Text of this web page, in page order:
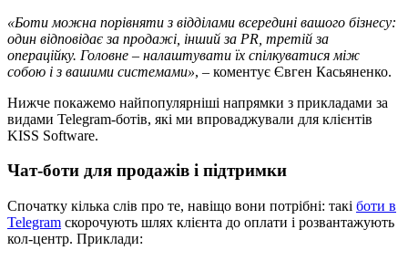
«Боти можна порівняти з відділами всередині вашого бізнесу:
один відповідає за продажі, інший за PR, третій за
операційку. Головне – налаштувати їх спілкуватися між
собою і з вашими системами», – коментує Євген Касьяненко.
Нижче покажемо найпопулярніші напрямки з прикладами за
видами Telegram-ботів, які ми впроваджували для клієнтів
KISS Software.
Чат-боти для продажів і підтримки
Спочатку кілька слів про те, навіщо вони потрібні: такі боти в
Telegram скорочують шлях клієнта до оплати і розвантажують
кол-центр. Приклади: